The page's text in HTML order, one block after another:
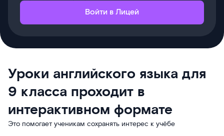
Войти в Лицей
Уроки английского языка для
9 класса проходит в
интерактивном формате
Это помогает ученикам сохранять интерес к учёбе